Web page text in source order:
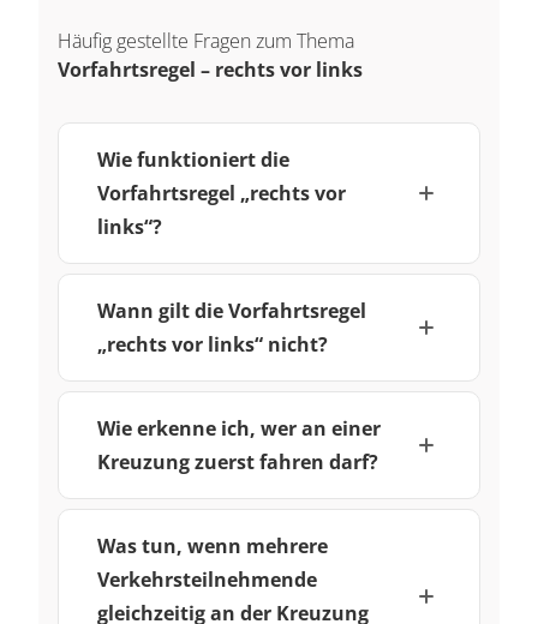
Häufig gestellte Fragen zum Thema
Vorfahrtsregel – rechts vor links
Wie funktioniert die
Vorfahrtsregel „rechts vor
links“?
Wann gilt die Vorfahrtsregel
„rechts vor links“ nicht?
Wie erkenne ich, wer an einer
Kreuzung zuerst fahren darf?
Was tun, wenn mehrere
Verkehrsteilnehmende
gleichzeitig an der Kreuzung